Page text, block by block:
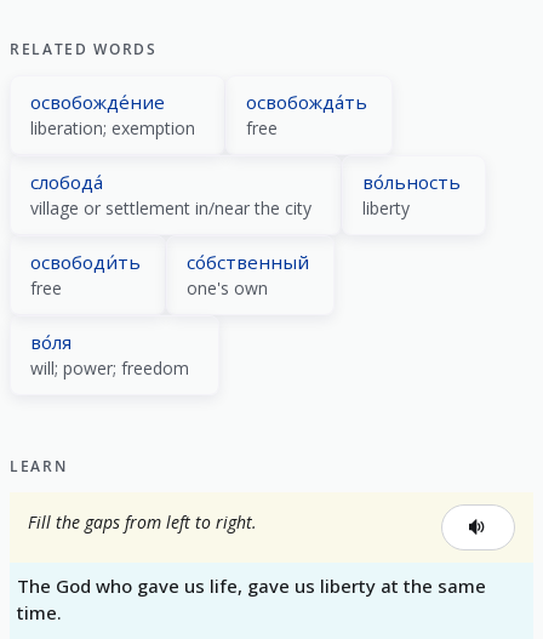
RELATED WORDS
освобожде́ние
liberation; exemption
освобожда́ть
free
слобода́
village or settlement in/near the city
во́льность
liberty
освободи́ть
free
со́бственный
one's own
во́ля
will; power; freedom
LEARN
Fill the gaps from left to right.
The God who gave us life, gave us liberty at the same
time.